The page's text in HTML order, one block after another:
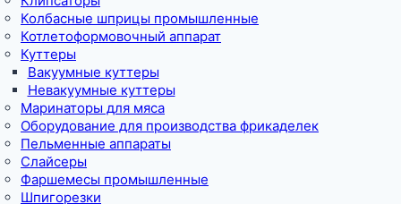
Колбасные шприцы промышленные
Котлетоформовочный аппарат
Куттеры
Вакуумные куттеры
Невакуумные куттеры
Маринаторы для мяса
Оборудование для производства фрикаделек
Пельменные аппараты
Слайсеры
Фаршемесы промышленные
Шпигорезки